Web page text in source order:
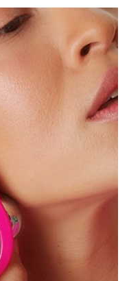
massage
on-the-go
& lips
smoothing device
skincare
devices
red light therapy
for young skin
腔护理
toothbrush
sonic toothbrush
toothbrush
anti-aging
NEW
scalp massager
肤年轻化
Light Therapy
预计送达日期12/08/2026
预计送达日期 14/08/2026
09/08/2026
预计送达日期 13/08/2026
预计送达日期 13/08/2026
预计送达日期13/08/2026
预计送达日期
预计送达日期